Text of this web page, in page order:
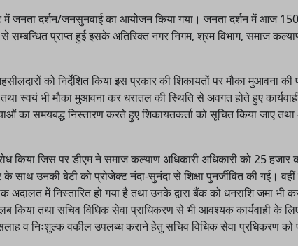
में जनता दर्शन/जनसुनवाई का आयोजन किया गया। जनता दर्शन में आज 150
प्राप्त हुई इसके अतिरिक्त नगर निगम, श्रम विभाग, समाज
को निर्देशित किया इस प्रकार की शिकायतों पर मौका मुआवना
स्वयं भी मौका मुआवना कर धरातल की स्थिति से अवगत होते हुए
का समयबद्ध निस्तारण करते हुए शिकायतकर्ता को सूचित किया जाए
किया जिस पर डीएम ने समाज कल्याण अधिकारी अधिकारी को 25 हजार
के साथ उनकी बेटी को प्रोजेक्ट नंदा-सुनंदा से शिक्षा पुनर्जीवित की गई। वहीं
में निस्तारित हो गया है तथा उनके द्वारा बैंक को धनराशि जमा भी
तथा सचिव विधिक सेवा प्राधिकरण से भी आवश्यक कार्यवाही के
व निःशुल्क वकील उपलब्ध कराने हेतु सचिव विधिक सेवा प्रधिकरण को